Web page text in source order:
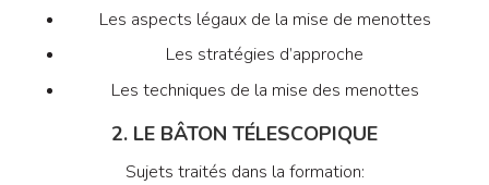
Les aspects légaux de la mise de menottes
Les stratégies d’approche
Les techniques de la mise des menottes
2. LE BÂTON TÉLESCOPIQUE
Sujets traités dans la formation: